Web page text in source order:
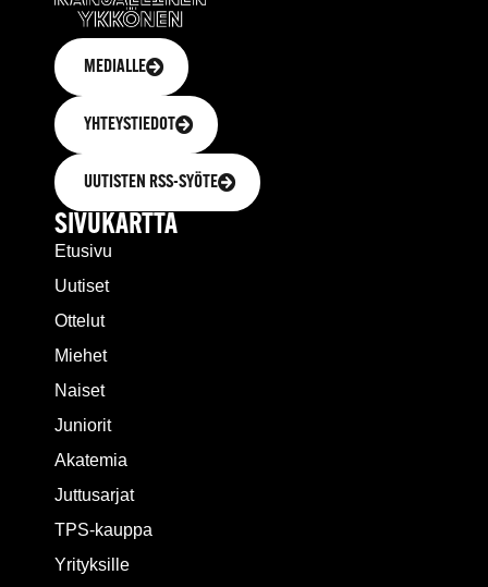
MEDIALLE
YHTEYSTIEDOT
UUTISTEN RSS-SYÖTE
SIVUKARTTA
Etusivu
Uutiset
Ottelut
Miehet
Naiset
Juniorit
Akatemia
Juttusarjat
TPS-kauppa
Yrityksille